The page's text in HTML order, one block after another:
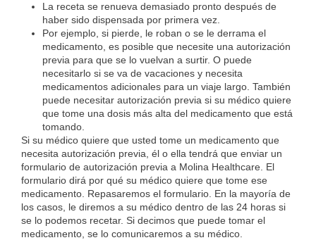
La receta se renueva demasiado pronto después de
haber sido dispensada por primera vez.
Por ejemplo, si pierde, le roban o se le derrama el
medicamento, es posible que necesite una autorización
previa para que se lo vuelvan a surtir. O puede
necesitarlo si se va de vacaciones y necesita
medicamentos adicionales para un viaje largo. También
puede necesitar autorización previa si su médico quiere
que tome una dosis más alta del medicamento que está
tomando.
Si su médico quiere que usted tome un medicamento que
necesita autorización previa, él o ella tendrá que enviar un
formulario de autorización previa a Molina Healthcare. El
formulario dirá por qué su médico quiere que tome ese
medicamento. Repasaremos el formulario. En la mayoría de
los casos, le diremos a su médico dentro de las 24 horas si
se lo podemos recetar. Si decimos que puede tomar el
medicamento, se lo comunicaremos a su médico.